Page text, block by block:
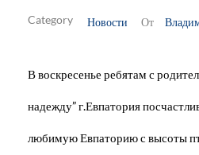
От
Новости
В воскресенье ребятам с
надежду” г.Евпатория
любимую Евпаторию с высоты